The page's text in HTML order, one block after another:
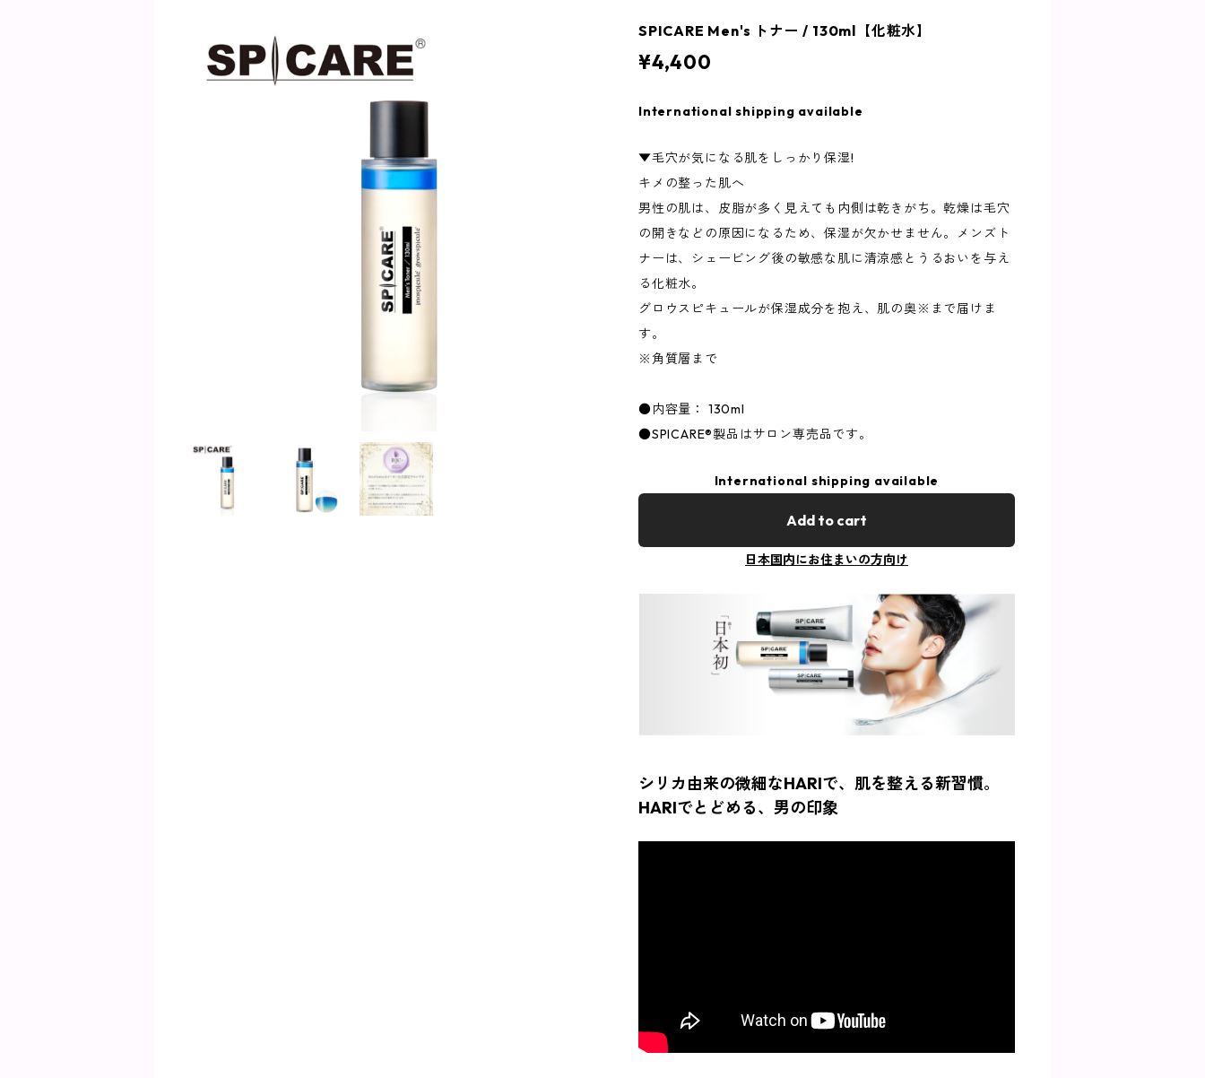
SPICARE Men's トナー / 130ml【化粧水】
¥4,400
International shipping available
▼毛穴が気になる肌をしっかり保湿!
キメの整った肌へ
男性の肌は、皮脂が多く見えても内側は乾きがち。乾燥は毛穴
の開きなどの原因になるため、保湿が欠かせません。メンズト
ナーは、シェービング後の敏感な肌に清涼感とうるおいを与え
る化粧水。
グロウスピキュールが保湿成分を抱え、肌の奥※まで届けま
す。
※角質層まで
●内容量： 130ml
●SPICARE®製品はサロン専売品です。
International shipping available
Add to cart
日本国内にお住まいの方向け
シリカ由来の微細なHARIで、肌を整える新習慣。
HARIでとどめる、男の印象